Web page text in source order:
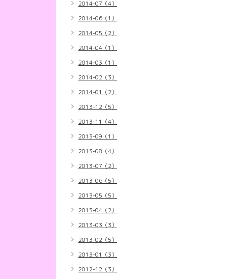
2014-07（4）
2014-06（1）
2014-05（2）
2014-04（1）
2014-03（1）
2014-02（3）
2014-01（2）
2013-12（5）
2013-11（4）
2013-09（1）
2013-08（4）
2013-07（2）
2013-06（5）
2013-05（5）
2013-04（2）
2013-03（3）
2013-02（5）
2013-01（3）
2012-12（3）